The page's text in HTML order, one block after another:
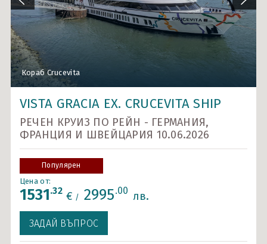
Карибски острови и САЩ
Ла Манш
Норвежки фиорди
Около Европа - позиционни круизи
Северно море и Исландия
Средиземно море
Южна Америка
Индивидуални круизи
Кораб Crucevita
Кораб Crucevita
VISTA GRACIA EX. CRUCEVITA SHIP
РЕЧЕН КРУИЗ ПО РЕЙН - ГЕРМАНИЯ,
ФРАНЦИЯ И ШВЕЙЦАРИЯ 10.06.2026
Популярен
ЗАДАЙ ВЪПРОС
Цена от:
1531.32 € / 2995.00 лв.